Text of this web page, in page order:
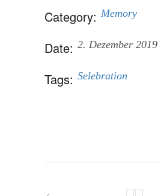
Category: Memory
Date: 2. Dezember 2019
Tags: Selebration